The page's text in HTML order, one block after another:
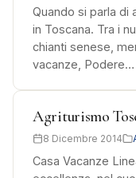
Quando si parla di
in Toscana. Tra i
chianti senese,
vacanze, Podere…
Agriturismo
8 Dicembre 2014
Casa Vacanze